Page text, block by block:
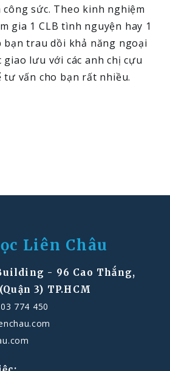
sức. Theo kinh nghiệm
gia 1 CLB tình nguyện hay 1
trau dồi khả năng ngoại
lưu với các anh chị cựu
tư vấn cho bạn rất nhiều.
Liên Châu
- 96 Cao Thắng,
3) TP.HCM
774 450